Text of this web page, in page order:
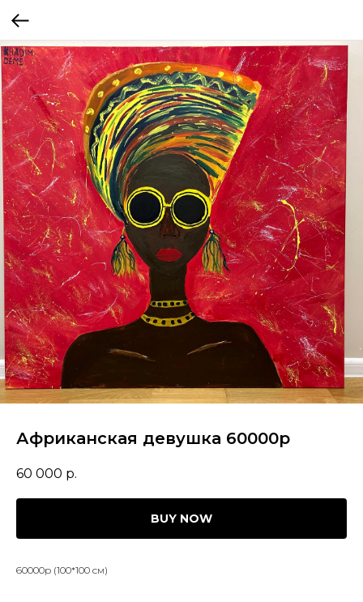
Африканская девушка 60000р
60 000 р.
BUY NOW
60000р (100*100 см)